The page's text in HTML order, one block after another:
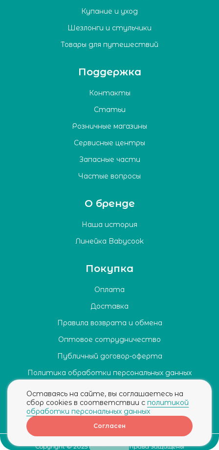
Купание и уход
Шезлонги и стульчики
Товары для путешествий
Поддержка
Контакты
Статьи
Розничные магазины
Сервисные центры
Запасные части
Частые вопросы
О бренде
Наша история
Линейка Babycook
Покупка
Оплата
Доставка
Правила возврата и обмена
Оптовое сотрудничество
Публичный договор-оферта
Политика обработки персональных данных
Согласие на обработку персональных данных
Copyright © 2025 Beaba®. Все права защищены
Оставаясь на сайте, вы соглашаетесь на
сбор cookies в соответствии с политикой
обработки персональных данных
Согласен